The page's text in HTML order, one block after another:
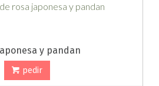
rosa japonesa y pandan
y pandan
pedir